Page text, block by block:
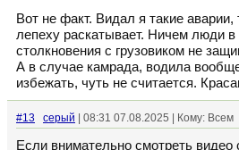
Вот не факт. Видал я такие
лепеху раскатывает. Ничем люди в
столкновения с грузовиком не
А в случае камрада, водила
избежать, чуть не считается.
#13 серый | 08:31 07.08.2025 | Кому: Всем
Если внимательно смотреть видео